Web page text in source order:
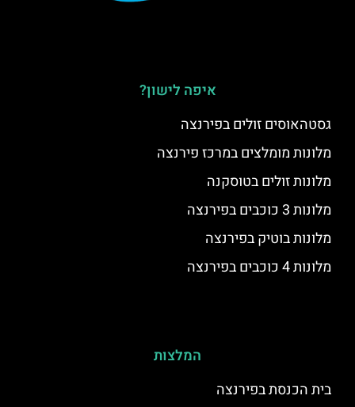
איפה לישון?
גסטהאוסים זולים בפירנצה
מלונות מומלצים במרכז פירנצה
מלונות זולים בטוסקנה
מלונות 3 כוכבים בפירנצה
מלונות בוטיק בפירנצה
מלונות 4 כוכבים בפירנצה
המלצות
בית הכנסת בפירנצה